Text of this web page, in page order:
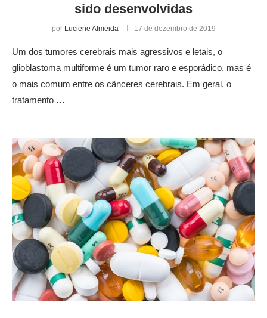
sido desenvolvidas
por Luciene Almeida 17 de dezembro de 2019
Um dos tumores cerebrais mais agressivos e letais, o
glioblastoma multiforme é um tumor raro e esporádico, mas é
o mais comum entre os cânceres cerebrais. Em geral, o
tratamento …